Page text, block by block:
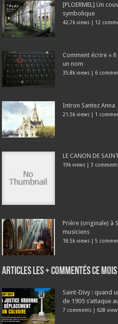
[PLOERMEL] Un
symbolique
42.7k views | 12
Comment écrire «
un nom
35.8k views | 6
Intron Santez
21.5k views | 1
LE CANON DE
19k views | 3
Prière (originale) à
musiciens
18.5k views |5
Articles les + commentés ce mois
Saint-Divy : quand
de 1905 s’attaque
7 comments | 628